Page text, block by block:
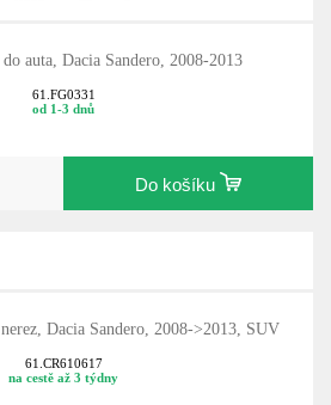
auta, Dacia Sandero, 2008-2013
61.FG0331
od 1-3 dnů
Do košíku
Dacia Sandero, 2008->2013, SUV
61.CR610617
na cestě až 3 týdny